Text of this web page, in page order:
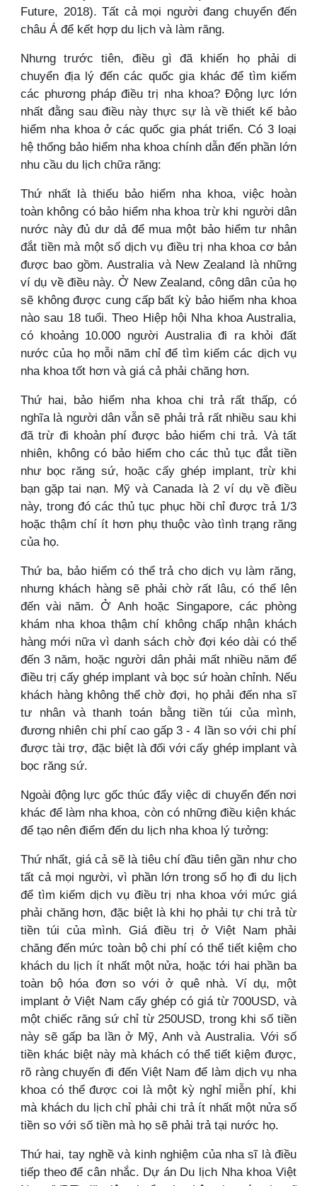
Future, 2018). Tất cả mọi người đang chuyển đến
châu Á để kết hợp du lịch và làm răng.
Nhưng trước tiên, điều gì đã khiến họ phải di
chuyển địa lý đến các quốc gia khác để tìm kiếm
các phương pháp điều trị nha khoa? Động lực lớn
nhất đằng sau điều này thực sự là về thiết kế bảo
hiểm nha khoa ở các quốc gia phát triển. Có 3 loại
hệ thống bảo hiểm nha khoa chính dẫn đến phần lớn
nhu cầu du lịch chữa răng:
Thứ nhất là thiếu bảo hiểm nha khoa, việc hoàn
toàn không có bảo hiểm nha khoa trừ khi người dân
nước này đủ dư dả để mua một bảo hiểm tư nhân
đắt tiền mà một số dịch vụ điều trị nha khoa cơ bản
được bao gồm. Australia và New Zealand là những
ví dụ về điều này. Ở New Zealand, công dân của họ
sẽ không được cung cấp bất kỳ bảo hiểm nha khoa
nào sau 18 tuổi. Theo Hiệp hội Nha khoa Australia,
có khoảng 10.000 người Australia đi ra khỏi đất
nước của họ mỗi năm chỉ để tìm kiếm các dịch vụ
nha khoa tốt hơn và giá cả phải chăng hơn.
Thứ hai, bảo hiểm nha khoa chi trả rất thấp, có
nghĩa là người dân vẫn sẽ phải trả rất nhiều sau khi
đã trừ đi khoản phí được bảo hiểm chi trả. Và tất
nhiên, không có bảo hiểm cho các thủ tục đắt tiền
như bọc răng sứ, hoặc cấy ghép implant, trừ khi
bạn gặp tai nạn. Mỹ và Canada là 2 ví dụ về điều
này, trong đó các thủ tục phục hồi chỉ được trả 1/3
hoặc thậm chí ít hơn phụ thuộc vào tình trạng răng
của họ.
Thứ ba, bảo hiểm có thể trả cho dịch vụ làm răng,
nhưng khách hàng sẽ phải chờ rất lâu, có thể lên
đến vài năm. Ở Anh hoặc Singapore, các phòng
khám nha khoa thậm chí không chấp nhận khách
hàng mới nữa vì danh sách chờ đợi kéo dài có thể
đến 3 năm, hoặc người dân phải mất nhiều năm để
điều trị cấy ghép implant và bọc sứ hoàn chỉnh. Nếu
khách hàng không thể chờ đợi, họ phải đến nha sĩ
tư nhân và thanh toán bằng tiền túi của mình,
đương nhiên chi phí cao gấp 3 - 4 lần so với chi phí
được tài trợ, đặc biệt là đối với cấy ghép implant và
bọc răng sứ.
Ngoài động lực gốc thúc đẩy việc di chuyển đến nơi
khác để làm nha khoa, còn có những điều kiện khác
để tạo nên điểm đến du lịch nha khoa lý tưởng:
Thứ nhất, giá cả sẽ là tiêu chí đầu tiên gần như cho
tất cả mọi người, vì phần lớn trong số họ đi du lịch
để tìm kiếm dịch vụ điều trị nha khoa với mức giá
phải chăng hơn, đặc biệt là khi họ phải tự chi trả từ
tiền túi của mình. Giá điều trị ở Việt Nam phải
chăng đến mức toàn bộ chi phí có thể tiết kiệm cho
khách du lịch ít nhất một nửa, hoặc tới hai phần ba
toàn bộ hóa đơn so với ở quê nhà. Ví dụ, một
implant ở Việt Nam cấy ghép có giá từ 700USD, và
một chiếc răng sứ chỉ từ 250USD, trong khi số tiền
này sẽ gấp ba lần ở Mỹ, Anh và Australia. Với số
tiền khác biệt này mà khách có thể tiết kiệm được,
rõ ràng chuyến đi đến Việt Nam để làm dịch vụ nha
khoa có thể được coi là một kỳ nghỉ miễn phí, khi
mà khách du lịch chỉ phải chi trả ít nhất một nửa số
tiền so với số tiền mà họ sẽ phải trả tại nước họ.
Thứ hai, tay nghề và kinh nghiệm của nha sĩ là điều
tiếp theo để cân nhắc. Dự án Du lịch Nha khoa Việt